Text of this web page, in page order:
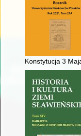
Konstytucja 3